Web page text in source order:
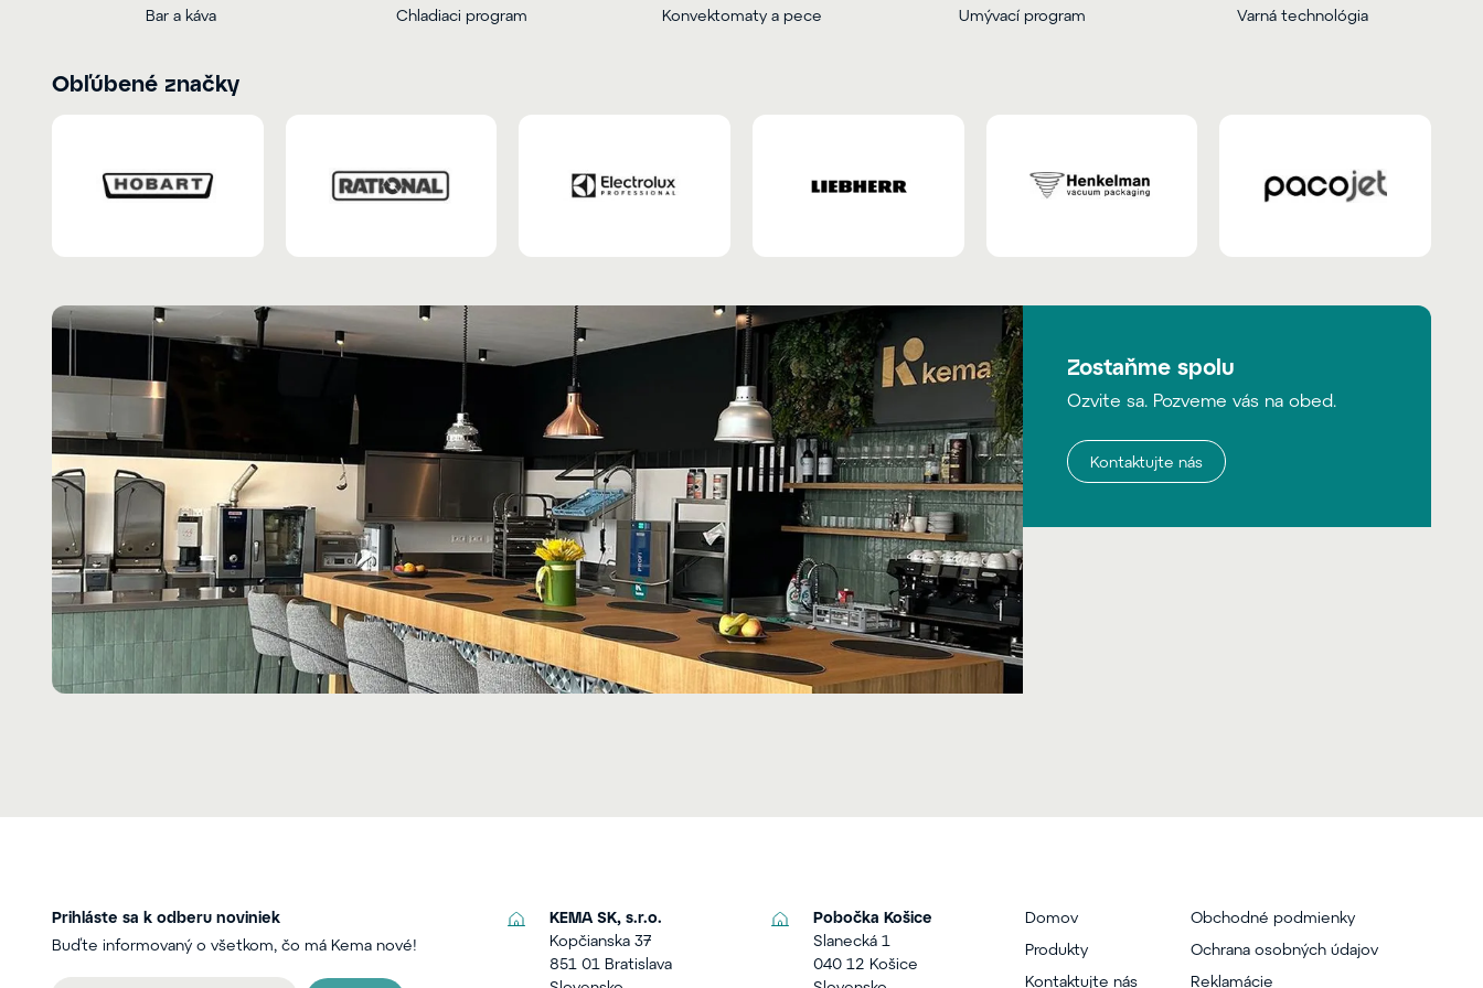
Bar a káva Chladiaci program Konvektomaty a pece Umývací program Varná technológia
Obľúbené značky
Zostaňme spolu
Ozvite sa. Pozveme vás na obed.
Kontaktujte nás
Prihláste sa k odberu noviniek
Buďte informovaný o všetkom, čo má Kema nové!
KEMA SK, s.r.o.
Kopčianska 37
851 01 Bratislava
Pobočka Košice
Slanecká 1
040 12 Košice
Domov
Produkty
Kontaktujte nás
Obchodné podmienky
Ochrana osobných údajov
Reklamácie